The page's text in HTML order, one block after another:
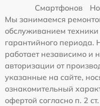
Смартфонов
Мы занимаемся
обслуживанием
гарантийного периода.
работает независимо и
авторизации от
указанные на сайте,
ознакомительный
офертой согласно п. 2